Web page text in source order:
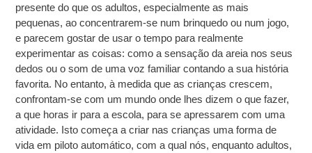
presente do que os adultos, especialmente as mais
pequenas, ao concentrarem-se num brinquedo ou num jogo,
e parecem gostar de usar o tempo para realmente
experimentar as coisas: como a sensação da areia nos seus
dedos ou o som de uma voz familiar contando a sua história
favorita. No entanto, à medida que as crianças crescem,
confrontam-se com um mundo onde lhes dizem o que fazer,
a que horas ir para a escola, para se apressarem com uma
atividade. Isto começa a criar nas crianças uma forma de
vida em piloto automático, com a qual nós, enquanto adultos,